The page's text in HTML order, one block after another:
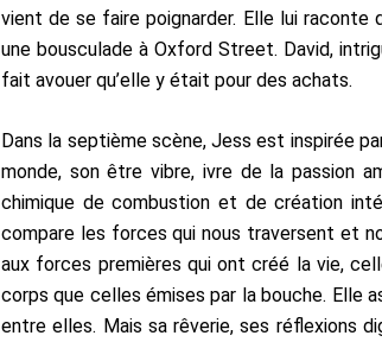
vient de se faire poignarder. Elle lui raconte
une bousculade à Oxford Street. David,
fait avouer qu’elle y était pour des achats.
Dans la septième scène, Jess est inspirée
monde, son être vibre, ivre de la passion
chimique de combustion et de création
compare les forces qui nous traversent et
aux forces premières qui ont créé la vie,
corps que celles émises par la bouche. Elle
entre elles. Mais sa rêverie, ses réflexions